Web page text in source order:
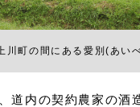
川町の間にある愛別(あい
道内の契約農家の酒